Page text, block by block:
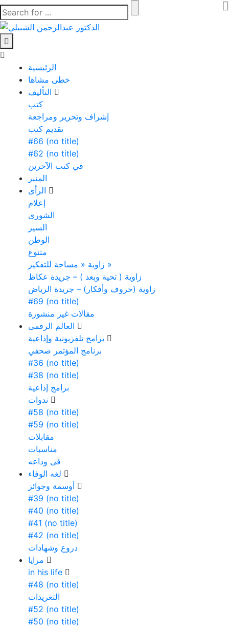
الرئيسية
خطى مشاها
كتب
إشراف وتحرير ومراجعة
تقديم كتب
#66 (no title)
#62 (no title)
في كتب الآخرين
المنبر
إعلام
الشورى
السير
الوطن
متنوع
زاوية « مساحة للتفكير »
زاوية ( تحية وبعد ) – جريدة عكاظ
زاوية (حروف وأفكار) – جريدة الرياض
#69 (no title)
مقالات غير منشورة
برنامج المؤتمر صحفي
#36 (no title)
#38 (no title)
برامج إذاعية
#58 (no title)
#59 (no title)
مقابلات
مناسبات
فى وداعه
#39 (no title)
#40 (no title)
#41 (no title)
#42 (no title)
دروع وشهادات
in his life
#48 (no title)
التغريدات
#52 (no title)
#50 (no title)